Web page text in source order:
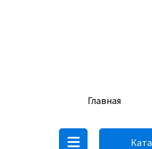
Главная